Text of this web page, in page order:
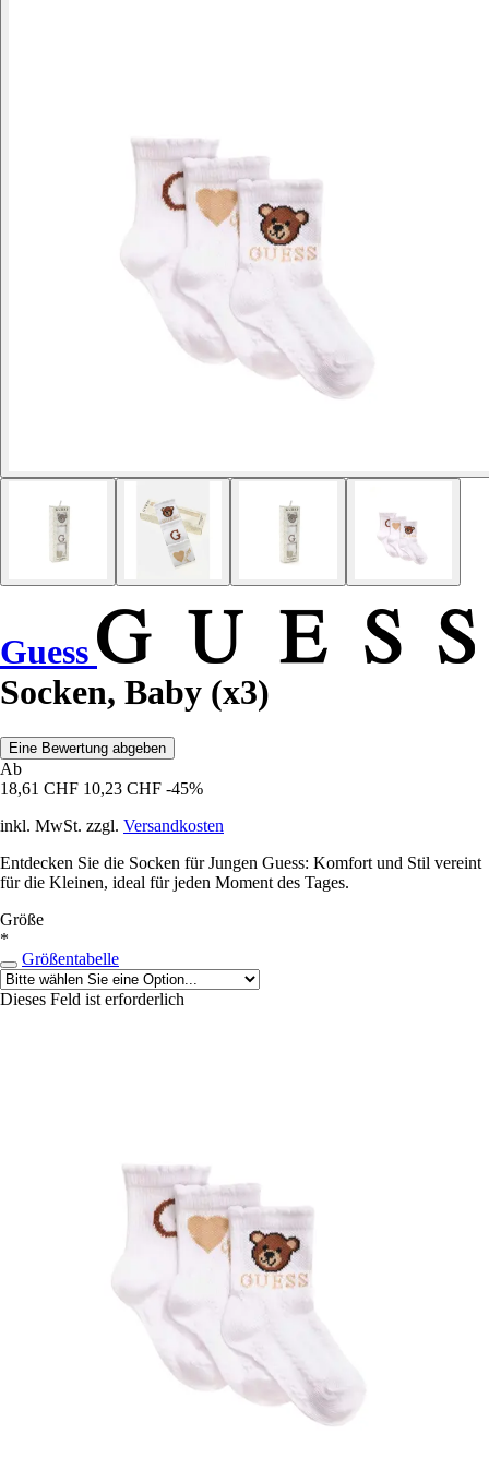
Guess
Socken, Baby (x3)
Eine Bewertung abgeben
Ab
18,61 CHF 10,23 CHF -45%
inkl. MwSt. zzgl. Versandkosten
Entdecken Sie die Socken für Jungen Guess: Komfort und Stil vereint
für die Kleinen, ideal für jeden Moment des Tages.
Größe
*
Größentabelle
Dieses Feld ist erforderlich